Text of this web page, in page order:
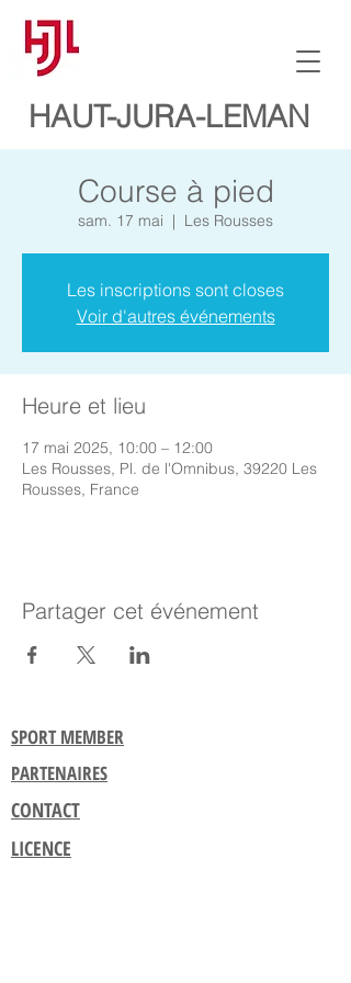
HAUT-JURA-LEMAN
Course à pied
sam. 17 mai
  |
Les Rousses
Les inscriptions sont closes
Voir d'autres événements
Heure et lieu
17 mai 2025, 10:00 – 12:00
Les Rousses, Pl. de l'Omnibus, 39220 Les
Rousses, France
Partager cet événement
SPORT MEMBER
PARTENAIRES
CONTACT
LICENCE